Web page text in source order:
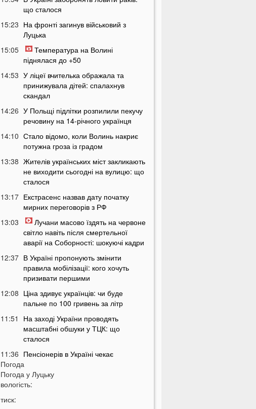
що сталося
15:23 На фронті загинув військовий з
Луцька
15:05
Температура на Волині
піднялася до +50
14:53 У ліцеї вчителька ображала та
принижувала дітей: спалахнув
скандал
14:26 У Польщі підлітки розпилили пекучу
речовину на 14-річного українця
14:10 Стало відомо, коли Волинь накриє
потужна гроза із градом
13:38 Жителів українських міст закликають
не виходити сьогодні на вулицю: що
сталося
13:17 Екстрасенс назвав дату початку
мирних переговорів з РФ
13:03
Лучани масово їздять на червоне
світло навіть після смертельної
аварії на Соборності: шокуючі кадри
12:37 В Україні пропонують змінити
правила мобілізації: кого хочуть
призивати першими
12:08 Ціна здивує українців: чи буде
пальне по 100 гривень за літр
11:51
На заході України проводять
масштабні обшуки у ТЦК: що
сталося
11:36 Пенсіонерів в Україні чекає
масштабна перевірка: кого це
торкнеться
11:07 Україну накриє потужна магнітна
Погода
Погода у Луцьку
вологість:
тиск: